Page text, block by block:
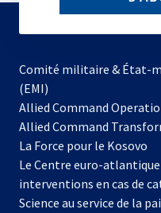
Comité militaire & État-
(EMI)
Allied Command
Allied Command
La Force pour le Kosovo
un
Le Centre euro-
interventions en cas de
Science au service de la